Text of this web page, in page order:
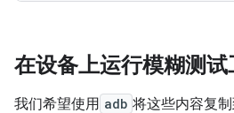
在设备上运行模糊测试
我们希望使用 adb 将这些内容复制